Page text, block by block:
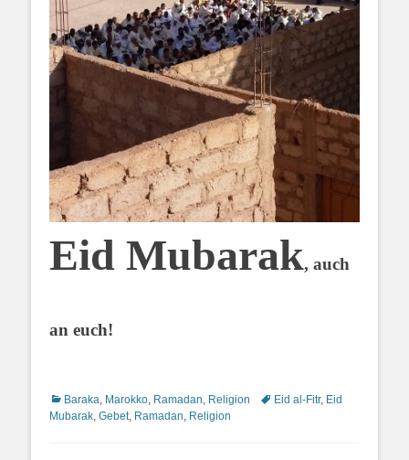
Eid Mubarak, auch
an euch!
Kategorien
Baraka, Marokko, Ramadan, Religion Schlagworte
Eid al-Fitr, Eid
Mubarak, Gebet, Ramadan, Religion